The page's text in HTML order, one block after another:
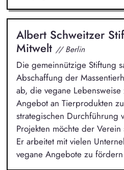
Albert Schweitzer
Mitwelt // Berlin
Die gemeinnützige Stiftung
Abschaffung der
ab, die vegane
Angebot an Tierprodukten
strategischen Durchführung
Projekten möchte der
Er arbeitet mit vielen
vegane Angebote zu